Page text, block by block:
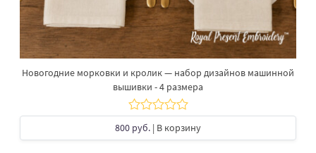
Новогодние морковки и кролик — набор дизайнов машинной
вышивки - 4 размера
800 руб. | В корзину